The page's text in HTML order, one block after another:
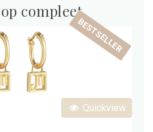
compleet
Quickview
BESTSELLER